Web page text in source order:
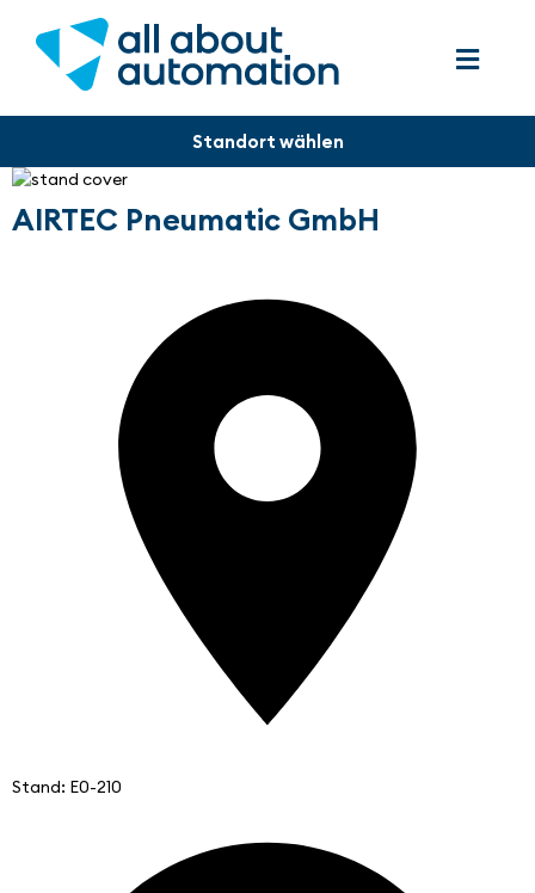
AIRTEC Pneumatic GmbH
Stand: E0-210